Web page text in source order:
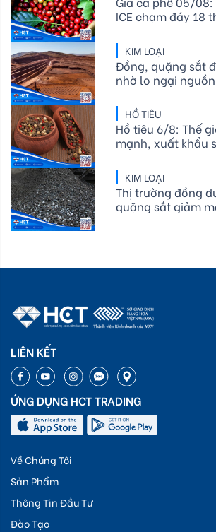
ICE chạm đáy 18
KIM LOẠI
Đồng, quặng sắt
nhờ lo ngại
HỒ TIÊU
Hồ tiêu 6/8: Thế
mạnh, xuất khẩu
KIM LOẠI
Thị trường đồng
quặng sắt giảm
LIÊN KẾT
ỨNG DỤNG HCT TRADING
Về Chúng Tôi
Sản Phẩm
Thông Tin Đầu Tư
Đào Tạo